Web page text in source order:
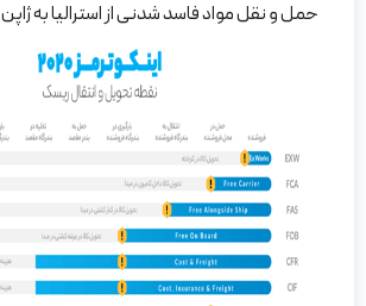
حمل و نقل مواد فاسد شدنی از استرالیا به ژاپن